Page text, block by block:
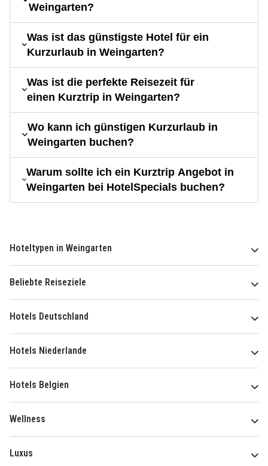
Weingarten?
Was ist das günstigste Hotel für ein
Kurzurlaub in Weingarten?
Was ist die perfekte Reisezeit für
einen Kurztrip in Weingarten?
Wo kann ich günstigen Kurzurlaub in
Weingarten buchen?
Warum sollte ich ein Kurztrip Angebot in
Weingarten bei HotelSpecials buchen?
Hoteltypen in Weingarten
Beliebte Reiseziele
Hotels Deutschland
Hotels Niederlande
Hotels Belgien
Wellness
Luxus